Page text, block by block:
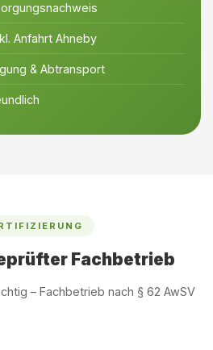
Anfahrt Ahneby
& Abtransport
Fachbetrieb
– Fachbetrieb nach § 62 AwSV